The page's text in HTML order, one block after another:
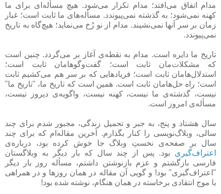
مدام اتفاق می‌افتد؛ مدام تکرار می‌شود. هیچ مسأله‌ای برای ما
کهنه نمی‌شود؛ به گذشته نمی‌پیوندد. مسأله‌های ما ثابت است؛ غبار
زمان بر سر آنها نمی‌نشیند. مدام از نو رُخ می‌نماید؛ هیچ‌گاه به تاریخ
نمی‌پیوندد.
تاریخ ما دایره است. مدام به نقطه‌ی آغاز بر می‌گردد. چنین است
که مشکلات‌مان ثابت است؛ گفت‌وگوهامان ثابت است؛
استدلال‌هامان ثابت است؛ فریادهایی که بر سر هم می‌کشیم ثابت
است؛ راه حل‌هامان ثابت است. همین است که تاریخ ما، "تاریخ ما"
نیست، گذشته‌ی ما نیست، کهنه نیست، واگویه‌ی دیروز نیست،
مسأله‌ی امروز است.
سال هشتاد و پنج، به جبر و تحمیل زندگی، مجبور شدم برای چند
سالی، وبلاگ‌نویسی را کنار بگذارم. آخرین مقاله‌ام که برای چند
سال بر صفحه‌ی نخستِ وبلاگ جا خوش کرده بود، درباره‌ی
اعتراف‌گیری بود. پس از چند سال که بار دیگر به وبلاگستان
فارسی بازگشتم و عزم بازنوشتن داشتم، مسأله روز بار دیگر
"اعتراف‌گیری" بود! و گویی آن مقاله در همان روزها و در همراهی
با موج انتقادی برخاسته در همان هنگام، نوشته شده بود!